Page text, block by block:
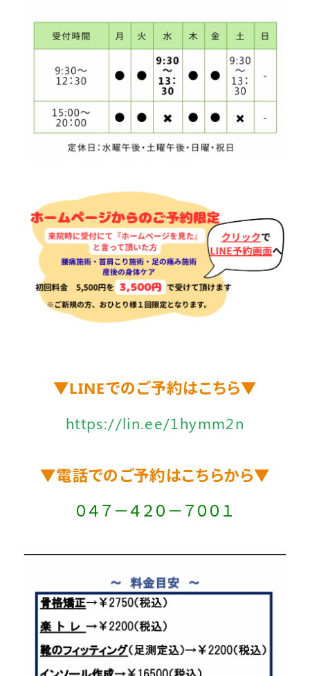
▼LINEでのご予約はこちら▼
https://lin.ee/1hymm2n
▼電話でのご予約はこちらから▼
０４７－４２０－７００１